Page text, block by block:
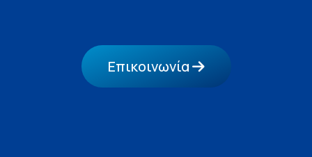
Επικοινωνία